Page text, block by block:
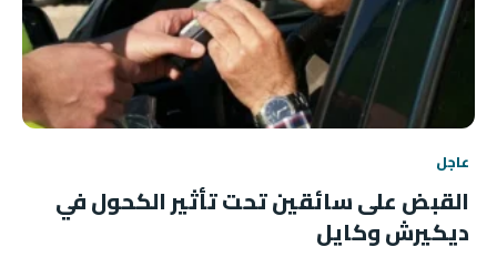
عاجل
القبض على سائقين تحت تأثير الكحول في
ديكيرش وكايل